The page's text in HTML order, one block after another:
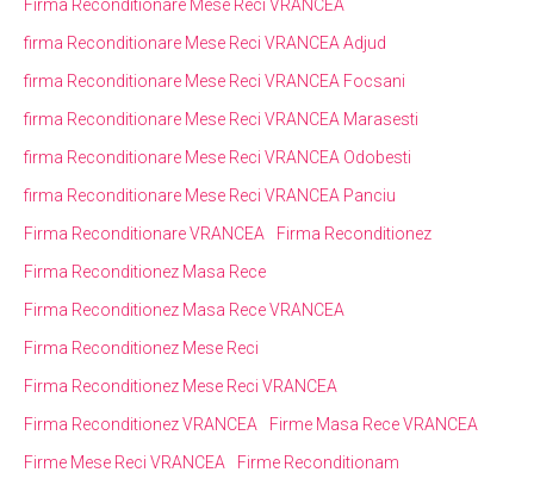
Firma Reconditionare Mese Reci VRANCEA
firma Reconditionare Mese Reci VRANCEA Adjud
firma Reconditionare Mese Reci VRANCEA Focsani
firma Reconditionare Mese Reci VRANCEA Marasesti
firma Reconditionare Mese Reci VRANCEA Odobesti
firma Reconditionare Mese Reci VRANCEA Panciu
Firma Reconditionare VRANCEA
Firma Reconditionez
Firma Reconditionez Masa Rece
Firma Reconditionez Masa Rece VRANCEA
Firma Reconditionez Mese Reci
Firma Reconditionez Mese Reci VRANCEA
Firma Reconditionez VRANCEA
Firme Masa Rece VRANCEA
Firme Mese Reci VRANCEA
Firme Reconditionam